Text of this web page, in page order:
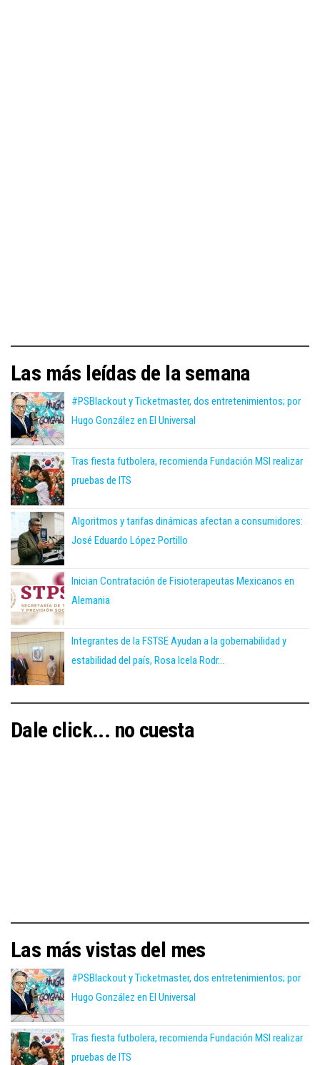
Las más leídas de la semana
#PSBlackout y Ticketmaster, dos entretenimientos; por
Hugo González en El Universal
Tras fiesta futbolera, recomienda Fundación MSI realizar
pruebas de ITS
Algoritmos y tarifas dinámicas afectan a consumidores:
José Eduardo López Portillo
Inician Contratación de Fisioterapeutas Mexicanos en
Alemania
Integrantes de la FSTSE Ayudan a la gobernabilidad y
estabilidad del país, Rosa Icela Rodr...
Dale click... no cuesta
Las más vistas del mes
#PSBlackout y Ticketmaster, dos entretenimientos; por
Hugo González en El Universal
Tras fiesta futbolera, recomienda Fundación MSI realizar
pruebas de ITS